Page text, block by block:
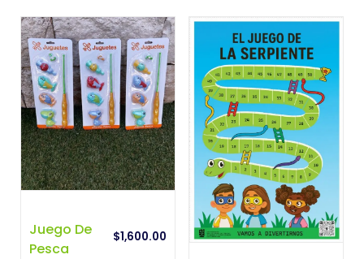
Juego De
Pesca
$1,600.00